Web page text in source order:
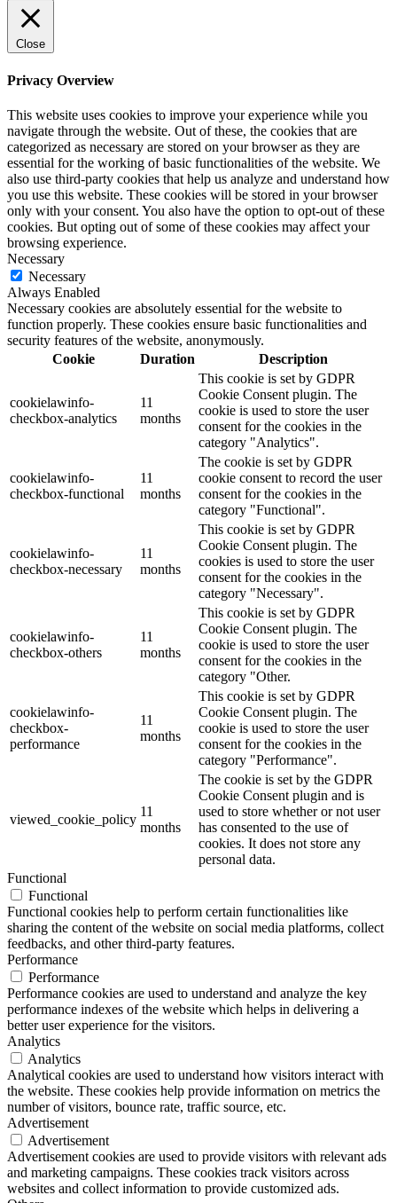
Close
Privacy Overview
This website uses cookies to improve your experience while you
navigate through the website. Out of these, the cookies that are
categorized as necessary are stored on your browser as they are
essential for the working of basic functionalities of the website. We
also use third-party cookies that help us analyze and understand how
you use this website. These cookies will be stored in your browser
only with your consent. You also have the option to opt-out of these
cookies. But opting out of some of these cookies may affect your
browsing experience.
Necessary
Necessary
Always Enabled
Necessary cookies are absolutely essential for the website to
function properly. These cookies ensure basic functionalities and
security features of the website, anonymously.
Cookie
Duration Description
cookielawinfo-
checkbox-analytics
11
months
This cookie is set by GDPR
Cookie Consent plugin. The
cookie is used to store the user
consent for the cookies in the
category "Analytics".
cookielawinfo-
checkbox-functional
11
months
The cookie is set by GDPR
cookie consent to record the user
consent for the cookies in the
category "Functional".
cookielawinfo-
checkbox-necessary
11
months
This cookie is set by GDPR
Cookie Consent plugin. The
cookies is used to store the user
consent for the cookies in the
category "Necessary".
cookielawinfo-
checkbox-others
11
months
This cookie is set by GDPR
Cookie Consent plugin. The
cookie is used to store the user
consent for the cookies in the
category "Other.
cookielawinfo-
checkbox-
performance
11
months
This cookie is set by GDPR
Cookie Consent plugin. The
cookie is used to store the user
consent for the cookies in the
category "Performance".
viewed_cookie_policy
11
months
The cookie is set by the GDPR
Cookie Consent plugin and is
used to store whether or not user
has consented to the use of
cookies. It does not store any
personal data.
Functional
Functional
Functional cookies help to perform certain functionalities like
sharing the content of the website on social media platforms, collect
feedbacks, and other third-party features.
Performance
Performance
Performance cookies are used to understand and analyze the key
performance indexes of the website which helps in delivering a
better user experience for the visitors.
Analytics
Analytics
Analytical cookies are used to understand how visitors interact with
the website. These cookies help provide information on metrics the
number of visitors, bounce rate, traffic source, etc.
Advertisement
Advertisement
Advertisement cookies are used to provide visitors with relevant ads
and marketing campaigns. These cookies track visitors across
websites and collect information to provide customized ads.